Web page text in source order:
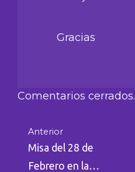
Gracias
Comentarios cerrados.
Anterior
Misa del 28 de
Febrero en la